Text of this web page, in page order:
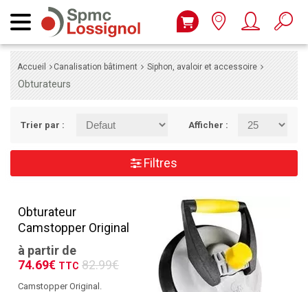
Accueil Canalisation bâtiment Siphon, avaloir et accessoire
Obturateurs
Trier par : Afficher :
Filtres
Obturateur
Camstopper Original
à partir de
74.69€ TTC 82.99€
Camstopper Original.